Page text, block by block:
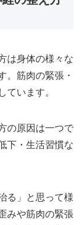
は身体の様々な
。筋肉の緊張・
ています。
の原因は一つで
下・生活習慣な
る」と思って様
みや筋肉の緊張